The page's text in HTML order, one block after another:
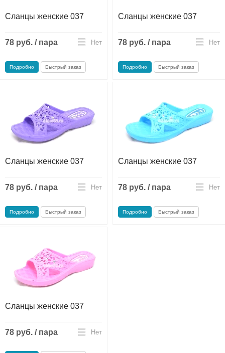
Сланцы женские 037
78 руб. / пара Нет
Подробно Быстрый заказ
Сланцы женские 037
78 руб. / пара Нет
Подробно Быстрый заказ
Сланцы женские 037
78 руб. / пара Нет
Подробно Быстрый заказ
Сланцы женские 037
78 руб. / пара Нет
Подробно Быстрый заказ
Сланцы женские 037
78 руб. / пара Нет